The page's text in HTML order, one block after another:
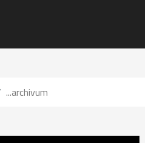
...archivum